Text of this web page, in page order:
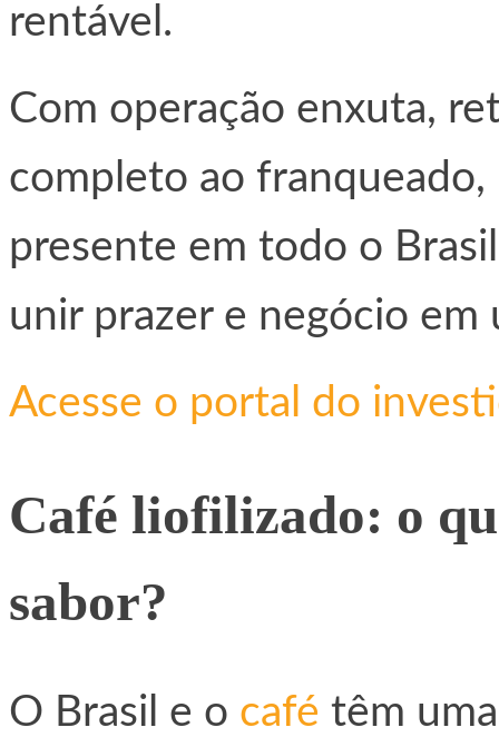
rentável.
Com operação enxuta,
completo ao franqueado,
presente em todo o
unir prazer e negócio em
Acesse o portal do
Café liofilizado: o
sabor?
O Brasil e o café têm